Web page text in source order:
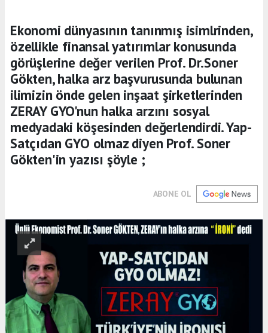
Ekonomi dünyasının tanınmış isimlrinden,
özellikle finansal yatırımlar konusunda
görüşlerine değer verilen Prof. Dr.Soner
Gökten, halka arz başvurusunda bulunan
ilimizin önde gelen inşaat şirketlerinden
ZERAY GYO'nun halka arzını sosyal
medyadaki köşesinden değerlendirdi. Yap-
Satçıdan GYO olmaz diyen Prof. Soner
Gökten'in yazısı şöyle ;
ABONE OL